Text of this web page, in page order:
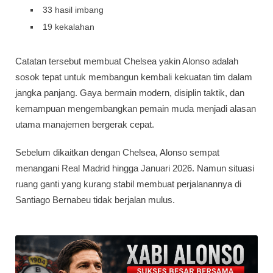
33 hasil imbang
19 kekalahan
Catatan tersebut membuat Chelsea yakin Alonso adalah
sosok tepat untuk membangun kembali kekuatan tim dalam
jangka panjang. Gaya bermain modern, disiplin taktik, dan
kemampuan mengembangkan pemain muda menjadi alasan
utama manajemen bergerak cepat.
Sebelum dikaitkan dengan Chelsea, Alonso sempat
menangani Real Madrid hingga Januari 2026. Namun situasi
ruang ganti yang kurang stabil membuat perjalanannya di
Santiago Bernabeu tidak berjalan mulus.